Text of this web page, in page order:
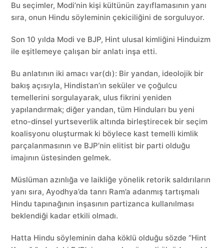
Bu seçimler, Modi’nin kişi kültünün zayıflamasının yanı
sıra, onun Hindu söyleminin çekiciliğini de sorguluyor.
Son 10 yılda Modi ve BJP, Hint ulusal kimliğini Hinduizm
ile eşitlemeye çalışan bir anlatı inşa etti.
Bu anlatının iki amacı var(dı): Bir yandan, ideolojik bir
bakış açısıyla, Hindistan’ın seküler ve çoğulcu
temellerini sorgulayarak, ulus fikrini yeniden
yapılandırmak; diğer yandan, tüm Hinduları bu yeni
etno-dinsel yurtseverlik altında birleştirecek bir seçim
koalisyonu oluşturmak ki böylece kast temelli kimlik
parçalanmasının ve BJP’nin elitist bir parti olduğu
imajının üstesinden gelmek.
Müslüman azınlığa ve laikliğe yönelik retorik saldırıların
yanı sıra, Ayodhya’da tanrı Ram’a adanmış tartışmalı
Hindu tapınağının inşasının partizanca kullanılması
beklendiği kadar etkili olmadı.
Hatta Hindu söyleminin daha köklü olduğu sözde “Hint